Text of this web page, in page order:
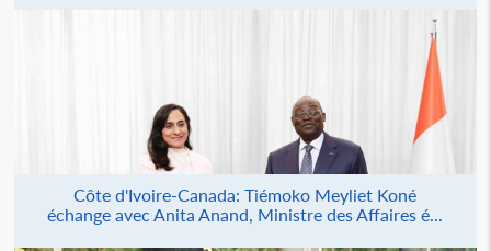
Côte d'Ivoire-Canada: Tiémoko Meyliet Koné
échange avec Anita Anand, Ministre des Affaires é...